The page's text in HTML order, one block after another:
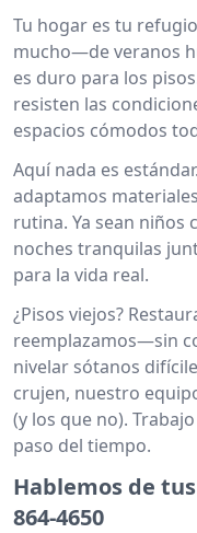
Tu hogar es tu
mucho—de veranos
es duro para los
resisten las
espacios cómodos
Aquí nada es
adaptamos
rutina. Ya sean niños
noches tranquilas
para la vida real.
¿Pisos viejos?
reemplazamos—sin
nivelar sótanos
crujen, nuestro
(y los que no).
paso del tiempo.
Hablemos de
864-4650